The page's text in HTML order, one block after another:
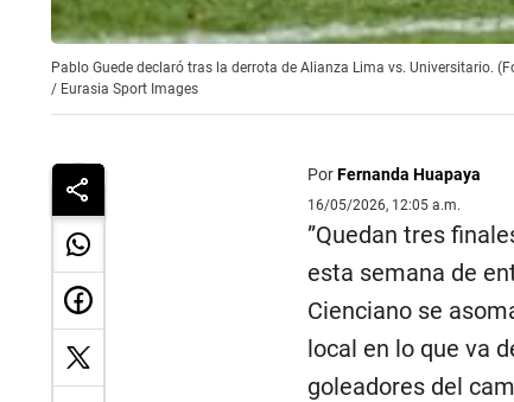
Pablo Guede declaró tras la derrota de Alianza Lima vs. Universitario.
/ Eurasia Sport Images
PorFernanda Huapaya
16/05/2026, 12:05 a.m.
”Quedan tres
esta semana de
Cienciano se
local en lo que va
goleadores del